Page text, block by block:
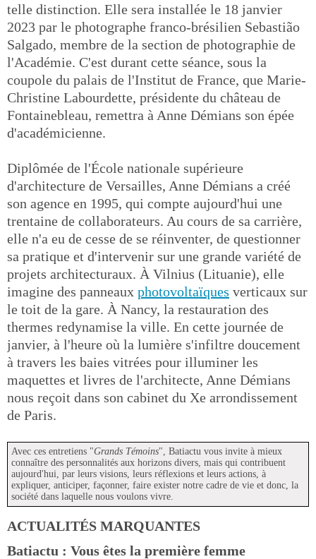
telle distinction. Elle sera installée le 18 janvier
2023 par le photographe franco-brésilien Sebastião
Salgado, membre de la section de photographie de
l'Académie. C'est durant cette séance, sous la
coupole du palais de l'Institut de France, que Marie-
Christine Labourdette, présidente du château de
Fontainebleau, remettra à Anne Démians son épée
d'académicienne.
Diplômée de l'École nationale supérieure
d'architecture de Versailles, Anne Démians a créé
son agence en 1995, qui compte aujourd'hui une
trentaine de collaborateurs. Au cours de sa carrière,
elle n'a eu de cesse de se réinventer, de questionner
sa pratique et d'intervenir sur une grande variété de
projets architecturaux. À Vilnius (Lituanie), elle
imagine des panneaux photovoltaïques verticaux sur
le toit de la gare. À Nancy, la restauration des
thermes redynamise la ville. En cette journée de
janvier, à l'heure où la lumière s'infiltre doucement
à travers les baies vitrées pour illuminer les
maquettes et livres de l'architecte, Anne Démians
nous reçoit dans son cabinet du Xe arrondissement
de Paris.
Avec ces entretiens "Grands Témoins", Batiactu vous invite à mieux
connaître des personnalités aux horizons divers, mais qui contribuent
aujourd'hui, par leurs visions, leurs réflexions et leurs actions, à
expliquer, anticiper, façonner, faire exister notre cadre de vie et donc, la
société dans laquelle nous voulons vivre.
ACTUALITÉS MARQUANTES
Batiactu : Vous êtes la première femme